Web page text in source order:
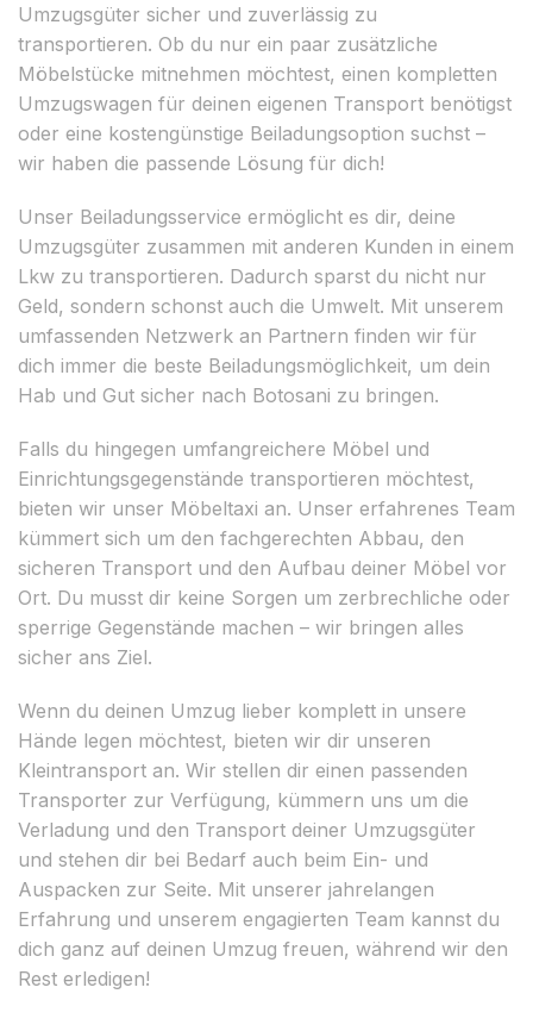
Umzugsgüter sicher und zuverlässig zu
transportieren. Ob du nur ein paar zusätzliche
Möbelstücke mitnehmen möchtest, einen kompletten
Umzugswagen für deinen eigenen Transport benötigst
oder eine kostengünstige Beiladungsoption suchst –
wir haben die passende Lösung für dich!
Unser Beiladungsservice ermöglicht es dir, deine
Umzugsgüter zusammen mit anderen Kunden in einem
Lkw zu transportieren. Dadurch sparst du nicht nur
Geld, sondern schonst auch die Umwelt. Mit unserem
umfassenden Netzwerk an Partnern finden wir für
dich immer die beste Beiladungsmöglichkeit, um dein
Hab und Gut sicher nach Botosani zu bringen.
Falls du hingegen umfangreichere Möbel und
Einrichtungsgegenstände transportieren möchtest,
bieten wir unser Möbeltaxi an. Unser erfahrenes Team
kümmert sich um den fachgerechten Abbau, den
sicheren Transport und den Aufbau deiner Möbel vor
Ort. Du musst dir keine Sorgen um zerbrechliche oder
sperrige Gegenstände machen – wir bringen alles
sicher ans Ziel.
Wenn du deinen Umzug lieber komplett in unsere
Hände legen möchtest, bieten wir dir unseren
Kleintransport an. Wir stellen dir einen passenden
Transporter zur Verfügung, kümmern uns um die
Verladung und den Transport deiner Umzugsgüter
und stehen dir bei Bedarf auch beim Ein- und
Auspacken zur Seite. Mit unserer jahrelangen
Erfahrung und unserem engagierten Team kannst du
dich ganz auf deinen Umzug freuen, während wir den
Rest erledigen!